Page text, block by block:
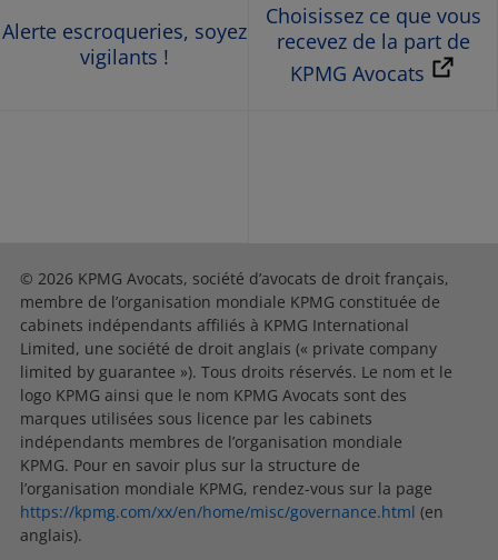
Alerte escroqueries, soyez
vigilants !
Choisissez ce que vous
recevez de la part de
KPMG Avocats
© 2026 KPMG Avocats, société d’avocats de droit français,
membre de l’organisation mondiale KPMG constituée de
cabinets indépendants affiliés à KPMG International
Limited, une société de droit anglais (« private company
limited by guarantee »). Tous droits réservés. Le nom et le
logo KPMG ainsi que le nom KPMG Avocats sont des
marques utilisées sous licence par les cabinets
indépendants membres de l’organisation mondiale
KPMG. Pour en savoir plus sur la structure de
l’organisation mondiale KPMG, rendez-vous sur la page
https://kpmg.com/xx/en/home/misc/governance.html (en
anglais).